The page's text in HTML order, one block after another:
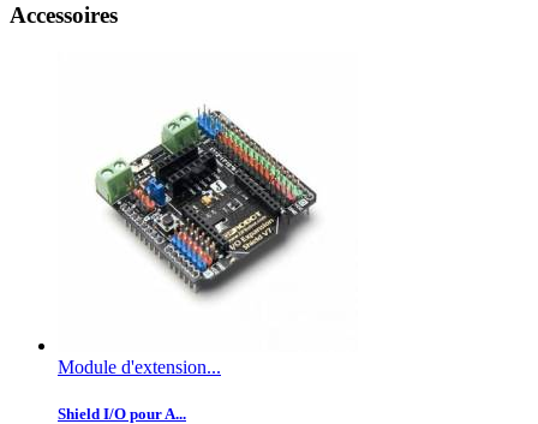
Accessoires
Module d'extension...
Shield I/O pour A...